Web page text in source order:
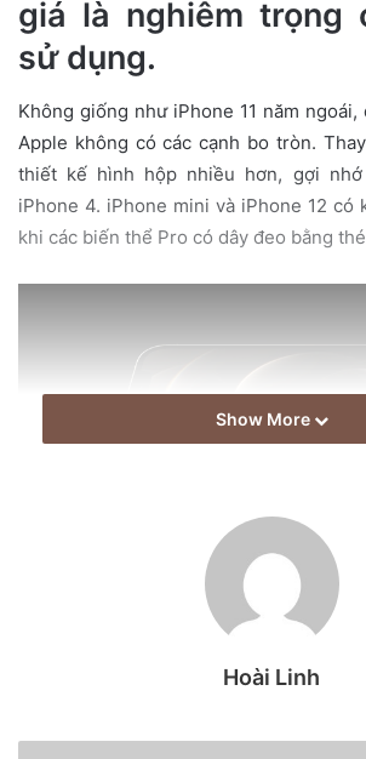
n
m
a
giá là nghiêm trọng
sử dụng.
Không giống như iPhone 11 năm
Apple không có các cạnh bo tròn.
thiết kế hình hộp nhiều hơn, gợi
iPhone 4. iPhone mini và iPhone 12 có
khi các biến thể Pro có dây đeo bằng
Hiện tại, iPhone 12 và iPhone 12 Pro đã
những thiết bị cầm tay hỗ trợ 5G đầu
Show More
Hoài Linh